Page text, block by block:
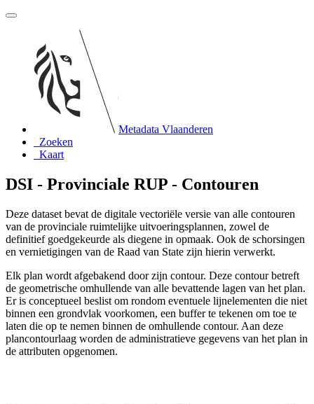
Metadata Vlaanderen
Zoeken
Kaart
DSI - Provinciale RUP - Contouren
Deze dataset bevat de digitale vectoriële versie van alle contouren
van de provinciale ruimtelijke uitvoeringsplannen, zowel de
definitief goedgekeurde als diegene in opmaak. Ook de schorsingen
en vernietigingen van de Raad van State zijn hierin verwerkt.
Elk plan wordt afgebakend door zijn contour. Deze contour betreft
de geometrische omhullende van alle bevattende lagen van het plan.
Er is conceptueel beslist om rondom eventuele lijnelementen die niet
binnen een grondvlak voorkomen, een buffer te tekenen om toe te
laten die op te nemen binnen de omhullende contour. Aan deze
plancontourlaag worden de administratieve gegevens van het plan in
de attributen opgenomen.